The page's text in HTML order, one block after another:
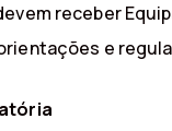
receber
e